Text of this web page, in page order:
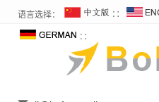
语言选择： ∷
∷